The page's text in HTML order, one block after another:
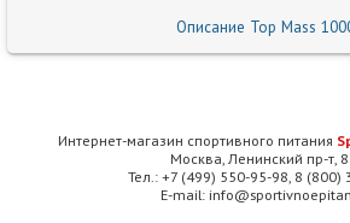
Описание Top Mass
Интернет-магазин спортивного питания
Москва, Ленинский пр-т,
Тел.: +7 (499) 550-95-98, 8 (800)
E-mail: